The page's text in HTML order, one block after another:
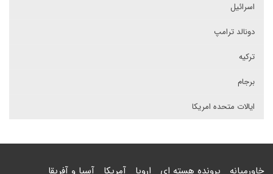
اسرائیل
دونالد ترامپ
ترکیه
برجام
ایالات متحده امریکا
خاورمیانه پرونده هسته ای اروپا آمریکا آسیا و آفریقا